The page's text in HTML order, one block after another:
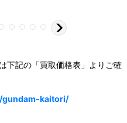
下記の「買取価格表」よりご確
gundam-kaitori/